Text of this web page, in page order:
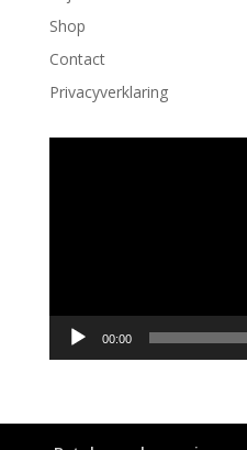
Shop
Contact
Privacyverklaring
00:00